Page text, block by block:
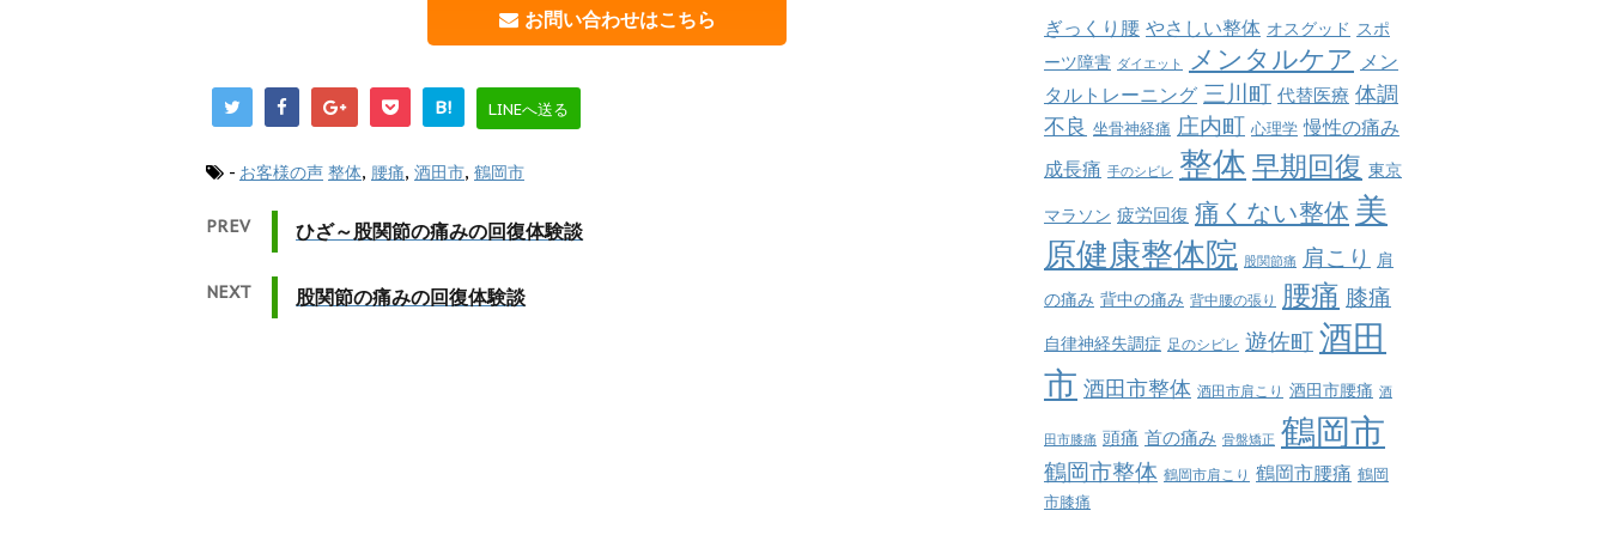
お問い合わせはこちら
B! LINEへ送る
- お客様の声 整体, 腰痛, 酒田市, 鶴岡市
PREV ひざ～股関節の痛みの回復体験談
NEXT 股関節の痛みの回復体験談
ぎっくり腰 やさしい整体 オスグッド スポ
ーツ障害 ダイエット メンタルケア メン
タルトレーニング 三川町 代替医療 体調
不良 坐骨神経痛 庄内町 心理学 慢性の痛み
成長痛 手のシビレ 整体 早期回復 東京
マラソン 疲労回復 痛くない整体 美
原健康整体院 股関節痛 肩こり 肩
の痛み 背中の痛み 背中腰の張り 腰痛 膝痛
自律神経失調症 足のシビレ 遊佐町 酒田
市 酒田市整体 酒田市肩こり 酒田市腰痛 酒
田市膝痛 頭痛 首の痛み 骨盤矯正 鶴岡市
鶴岡市整体 鶴岡市肩こり 鶴岡市腰痛 鶴岡
市膝痛